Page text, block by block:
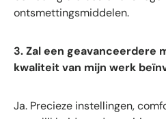
ontsmettingsmiddelen.
3. Zal een geavanceerdere
kwaliteit van mijn werk
Ja. Precieze instellingen,